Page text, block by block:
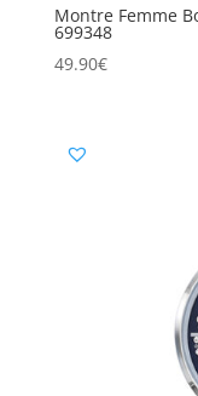
Montre Femme
699348
49.90€